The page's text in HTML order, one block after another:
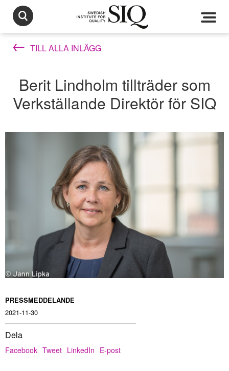
TILL ALLA INLÄGG
Berit Lindholm tillträder som
Verkställande Direktör för SIQ
PRESSMEDDELANDE
2021-11-30
Dela
Facebook Tweet LinkedIn E-post